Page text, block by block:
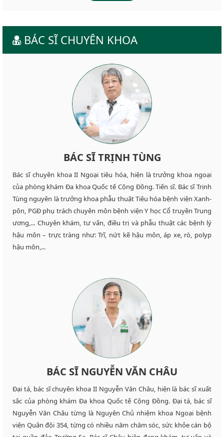
BÁC SĨ CHUYÊN KHOA
BÁC SĨ TRỊNH TÙNG
Bác sĩ chuyên khoa II Ngoại tiêu hóa, hiện là trưởng khoa ngoại
của phòng khám Đa khoa Quốc tế Cộng Đồng. Tiến sĩ. Bác sĩ Trịnh
Tùng nguyên là trưởng khoa phẫu thuật Tiêu hóa bệnh viện Xanh-
pôn, PGĐ phụ trách chuyên môn bệnh viện Y học Cổ truyền Trung
ương,... Chuyên khám, tư vấn, điều trị và phẫu thuật các bệnh lý
hậu môn – trực tràng như: Trĩ, nứt kẽ hậu môn, áp xe, rò, polyp
hậu môn,...
BÁC SĨ NGUYỄN VĂN CHÂU
Đại tá, bác sĩ chuyên khoa II Nguyễn Văn Châu, hiện là bác sĩ xuất
sắc của phòng khám Đa khoa Quốc tế Cộng Đồng. Đại tá, bác sĩ
Nguyễn Văn Châu từng là Nguyên Chủ nhiệm khoa Ngoại bệnh
viện Quân đội 354, từng có nhiều năm chăm sóc, sức khỏe cán bộ